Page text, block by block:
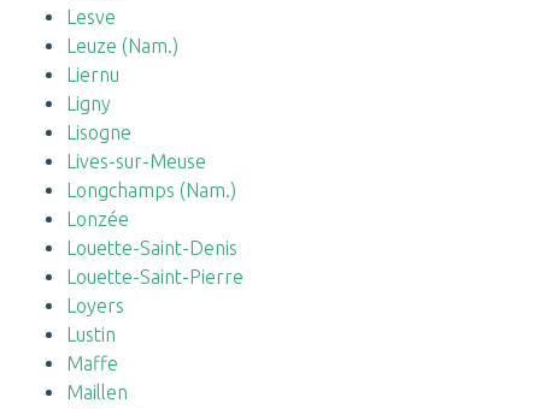
Lesve
Leuze (Nam.)
Liernu
Ligny
Lisogne
Lives-sur-Meuse
Longchamps (Nam.)
Lonzée
Louette-Saint-Denis
Louette-Saint-Pierre
Loyers
Lustin
Maffe
Maillen